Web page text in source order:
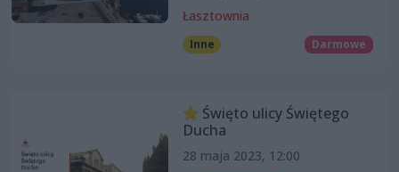
Łasztownia
Inne Darmowe
Święto ulicy Świętego
Ducha
28 maja 2023, 12:00